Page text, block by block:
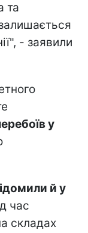
та
- заявили
у
й у
час
складах